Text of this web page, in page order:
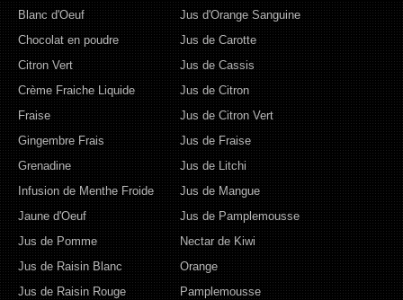
Blanc d'Oeuf
Chocolat en poudre
Citron Vert
Crème Fraiche Liquide
Fraise
Gingembre Frais
Grenadine
Infusion de Menthe Froide
Jaune d'Oeuf
Jus d'Orange Sanguine
Jus de Carotte
Jus de Cassis
Jus de Citron
Jus de Citron Vert
Jus de Fraise
Jus de Litchi
Jus de Mangue
Jus de Pamplemousse
Jus de Pomme
Jus de Raisin Blanc
Jus de Raisin Rouge
Nectar de Kiwi
Orange
Pamplemousse